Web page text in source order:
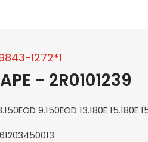
1272*1
- 2R0101239
9.150EOD 13.180E 15.180E